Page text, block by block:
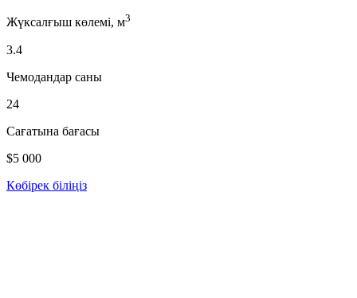
Жүксалғыш көлемі, м3
3.4
Чемодандар саны
24
Сағатына бағасы
$5 000
Көбірек біліңіз